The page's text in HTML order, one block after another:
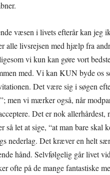
væsen i livets efterår kan jeg
alle livsrejsen med hjælp fra
vi kun kan gøre vort
med. Vi kan KUN byde os
Det være sig i søgen
men vi mærker også, når
Det er nok allerhårdest,
så let at sige, “at man bare
nederlag. Det kræver en helt
hånd. Selvfølgelig går livet
ofte på de mange fantastiske